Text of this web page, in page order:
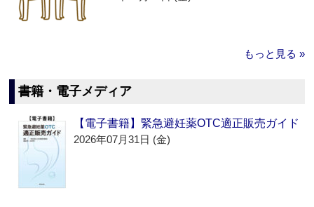
もっと見る »
書籍・電子メディア
【電子書籍】緊急避妊薬OTC適正販売ガイド
2026年07月31日 (金)